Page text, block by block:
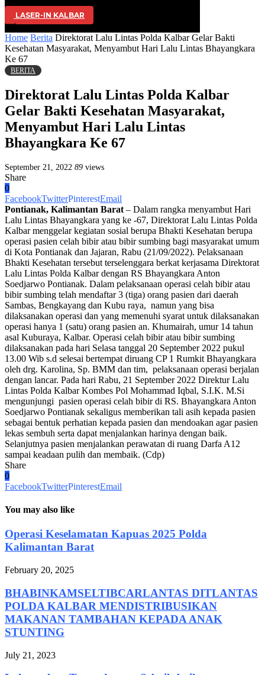
LASER-IN KALBAR
Home Berita Direktorat Lalu Lintas Polda Kalbar Gelar Bakti
Kesehatan Masyarakat, Menyambut Hari Lalu Lintas Bhayangkara
Ke 67
BERITA
Direktorat Lalu Lintas Polda Kalbar
Gelar Bakti Kesehatan Masyarakat,
Menyambut Hari Lalu Lintas
Bhayangkara Ke 67
September 21, 2022 89 views
Share
0
FacebookTwitterPinterestEmail
Pontianak, Kalimantan Barat – Dalam rangka menyambut Hari
Lalu Lintas Bhayangkara yang ke -67, Direktorat Lalu Lintas Polda
Kalbar menggelar kegiatan sosial berupa Bhakti Kesehatan berupa
operasi pasien celah bibir atau bibir sumbing bagi masyarakat umum
di Kota Pontianak dan Jajaran, Rabu (21/09/2022). Pelaksanaan
Bhakti Kesehatan tersebut terselenggara berkat kerjasama Direktorat
Lalu Lintas Polda Kalbar dengan RS Bhayangkara Anton
Soedjarwo Pontianak. Dalam pelaksanaan operasi celah bibir atau
bibir sumbing telah mendaftar 3 (tiga) orang pasien dari daerah
Sambas, Bengkayang dan Kubu raya, namun yang bisa
dilaksanakan operasi dan yang memenuhi syarat untuk dilaksanakan
operasi hanya 1 (satu) orang pasien an. Khumairah, umur 14 tahun
asal Kuburaya, Kalbar. Operasi celah bibir atau bibir sumbing
dilaksanakan pada hari Selasa tanggal 20 September 2022 pukul
13.00 Wib s.d selesai bertempat diruang CP 1 Rumkit Bhayangkara
oleh drg. Karolina, Sp. BMM dan tim, pelaksanaan operasi berjalan
dengan lancar. Pada hari Rabu, 21 September 2022 Direktur Lalu
Lintas Polda Kalbar Kombes Pol Mohammad Iqbal, S.I.K. M.Si
mengunjungi pasien operasi celah bibir di RS. Bhayangkara Anton
Soedjarwo Pontianak sekaligus memberikan tali asih kepada pasien
sebagai bentuk perhatian kepada pasien dan mendoakan agar pasien
lekas sembuh serta dapat menjalankan harinya dengan baik.
Selanjutnya pasien menjalankan perawatan di ruang Darfa A12
sampai keadaan pulih dan membaik. (Cdp)
Share
0
FacebookTwitterPinterestEmail
You may also like
Operasi Keselamatan Kapuas 2025 Polda
Kalimantan Barat
February 20, 2025
BHABINKAMSELTIBCARLANTAS DITLANTAS
POLDA KALBAR MENDISTRIBUSIKAN
MAKANAN TAMBAHAN KEPADA ANAK
STUNTING
July 21, 2023